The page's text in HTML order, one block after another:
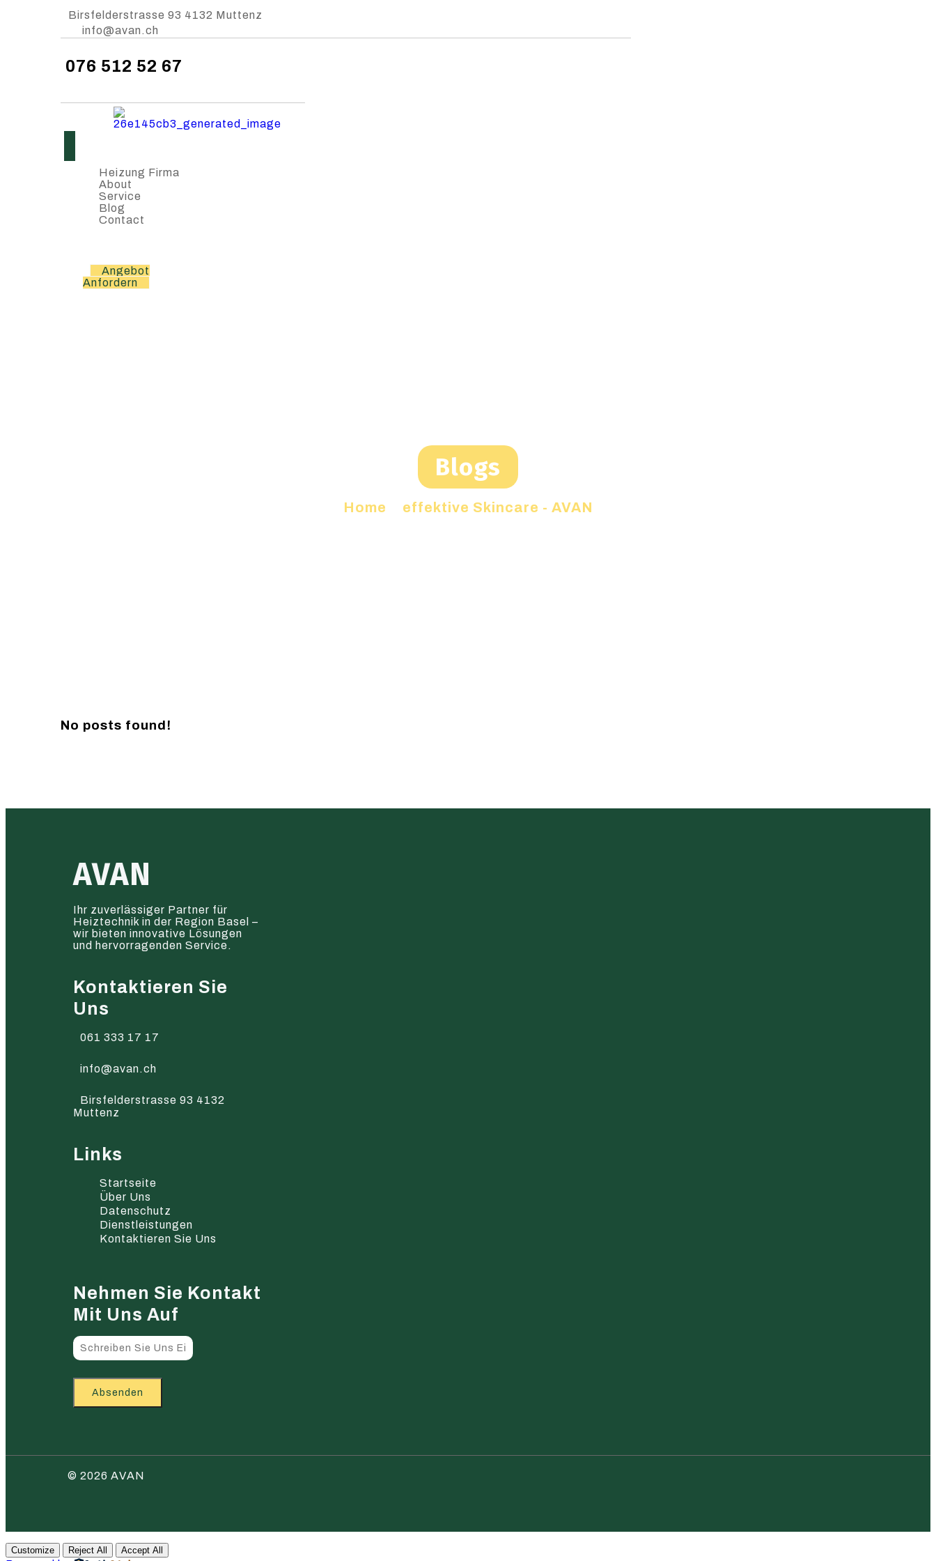
Birsfelderstrasse 93 4132 Muttenz
info@avan.ch
076 512 52 67
Heizung Firma
About
Service
Blog
Contact
Angebot
Anfordern
Blogs
Home effektive Skincare - AVAN
No posts found!
AVAN
Ihr zuverlässiger Partner für
Heiztechnik in der Region Basel –
wir bieten innovative Lösungen
und hervorragenden Service.
Kontaktieren Sie
Uns
061 333 17 17
info@avan.ch
Birsfelderstrasse 93 4132
Muttenz
Links
Startseite
Über Uns
Datenschutz
Dienstleistungen
Kontaktieren Sie Uns
Nehmen Sie Kontakt
Mit Uns Auf
Absenden
© 2026 AVAN
Customize Reject All Accept All